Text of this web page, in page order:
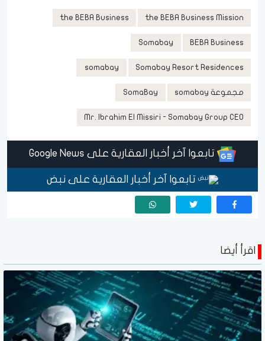
the BEBA Business Mission
the BEBA Business
BEBA Business
Somabay
Somabay Resort Residences
somabay
مجموعة somabay SomaBay
Mr. Ibrahim El Missiri - Somabay Group CEO
تابعوا آخر أخبار العقارية على Google News
تابعوا آخر أخبار العقارية على نبض
اقرأ أيضا